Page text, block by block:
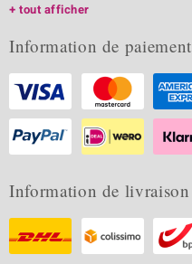
tout afficher
Information de paiement
Information de livraison